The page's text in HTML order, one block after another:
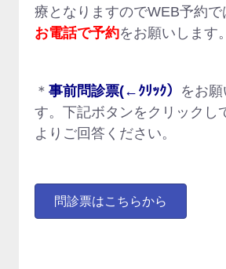
療となりますのでWEB予約で
お電話で予約をお願いします。
＊ 事前問診票(←ｸﾘｯｸ） をお
す。下記ボタンをクリックし
よりご回答ください。
問診票はこちらから